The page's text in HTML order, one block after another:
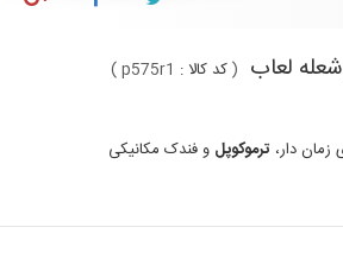
(کد کالا : p575r1
)
دار، ترموکوپل و فندک مکانیکی